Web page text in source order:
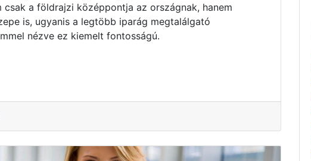
csak a földrajzi középpontja az országnak, hanem
is, ugyanis a legtöbb iparág megtalálgató
nézve ez kiemelt fontosságú.